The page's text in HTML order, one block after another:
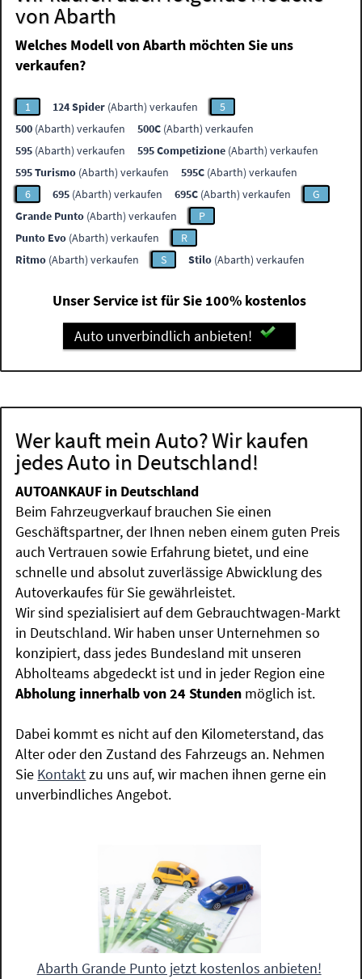
von Abarth
Welches Modell von Abarth möchten Sie uns
verkaufen?
1 124 Spider (Abarth) verkaufen
5
500 (Abarth) verkaufen 500C (Abarth) verkaufen
595 (Abarth) verkaufen 595 Competizione (Abarth) verkaufen
595 Turismo (Abarth) verkaufen 595C (Abarth) verkaufen
6
695 (Abarth) verkaufen 695C (Abarth) verkaufen
G
Grande Punto (Abarth) verkaufen
P
Punto Evo (Abarth) verkaufen
R
Ritmo (Abarth) verkaufen S Stilo (Abarth) verkaufen
Unser Service ist für Sie 100% kostenlos
Auto unverbindlich anbieten!
Wer kauft mein Auto? Wir kaufen
jedes Auto in Deutschland!
AUTOANKAUF in Deutschland
Beim Fahrzeugverkauf brauchen Sie einen
Geschäftspartner, der Ihnen neben einem guten Preis
auch Vertrauen sowie Erfahrung bietet, und eine
schnelle und absolut zuverlässige Abwicklung des
Autoverkaufes für Sie gewährleistet.
Wir sind spezialisiert auf dem Gebrauchtwagen-Markt
in Deutschland. Wir haben unser Unternehmen so
konzipiert, dass jedes Bundesland mit unseren
Abholteams abgedeckt ist und in jeder Region eine
Abholung innerhalb von 24 Stunden möglich ist.
Dabei kommt es nicht auf den Kilometerstand, das
Alter oder den Zustand des Fahrzeugs an. Nehmen
Sie Kontaktzu uns auf, wir machen ihnen gerne ein
unverbindliches Angebot.
Abarth Grande Punto jetzt kostenlos anbieten!